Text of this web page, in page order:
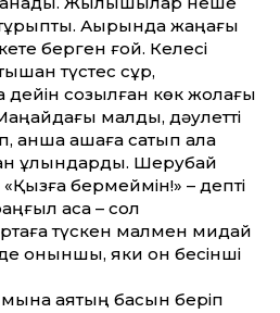
Ақырында жаңағы
берген ғой. Келесі
түстес сұр,
дейін созылған көк жолағы
малды, дәулетті
ақшаға сатып ала
құлындарды. Шерубай
бермеймін!» – депті
қасқа – сол
түскен малмен мидай
оныншы, яки он бесінші
аяқтың басын беріп